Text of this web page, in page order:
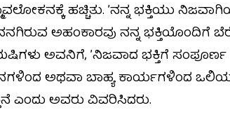
ಹಚ್ಚಿತು. ʼನನ್ನ ಭಕ್ತಿಯು
ಅಹಂಕಾರವು ನನ್ನ ಭಕ್ತಿಯೊಂದಿಗೆ
ಅವನಿಗೆ, ʼನಿಜವಾದ ಭಕ್ತಿಗೆ
ಅಥವಾ ಬಾಹ್ಯ ಕಾರ್ಯಗಳಿಂದ
ಎಂದು ಅವರು ವಿವರಿಸಿದರು.